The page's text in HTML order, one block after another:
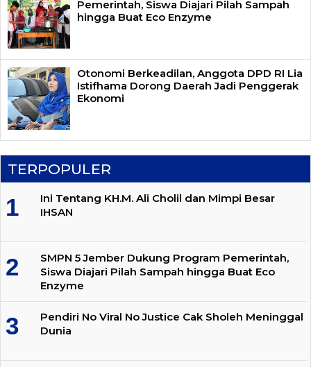
Pemerintah, Siswa Diajari Pilah Sampah
hingga Buat Eco Enzyme
Otonomi Berkeadilan, Anggota DPD RI Lia
Istifhama Dorong Daerah Jadi Penggerak
Ekonomi
TERPOPULER
Ini Tentang KH.M. Ali Cholil dan Mimpi Besar
IHSAN
SMPN 5 Jember Dukung Program Pemerintah,
Siswa Diajari Pilah Sampah hingga Buat Eco
Enzyme
Pendiri No Viral No Justice Cak Sholeh Meninggal
Dunia